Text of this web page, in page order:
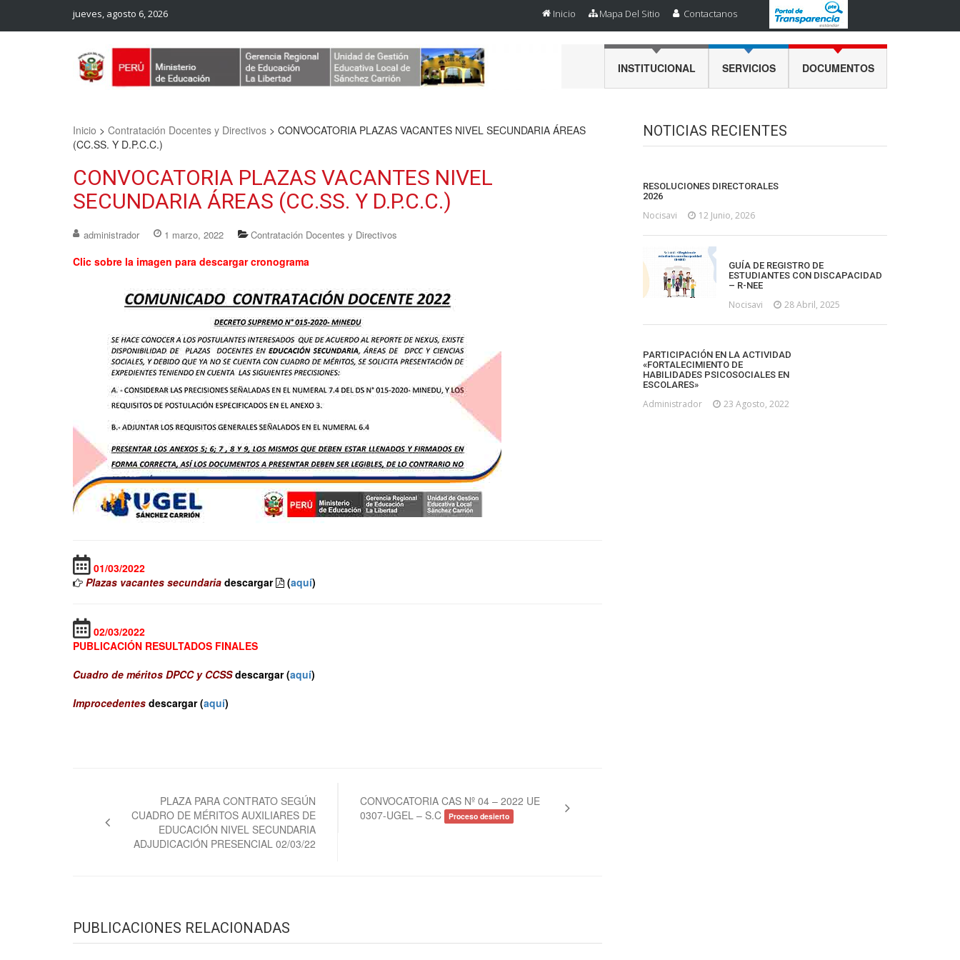
jueves, agosto 6, 2026 Inicio Mapa Del Sitio Contactanos
INSTITUCIONAL SERVICIOS DOCUMENTOS
Inicio > Contratación Docentes y Directivos > CONVOCATORIA PLAZAS VACANTES NIVEL SECUNDARIA ÁREAS
(CC.SS. Y D.P.C.C.)
CONVOCATORIA PLAZAS VACANTES NIVEL
SECUNDARIA ÁREAS (CC.SS. Y D.P.C.C.)
administrador 1 marzo, 2022 Contratación Docentes y Directivos
Clic sobre la imagen para descargar cronograma
01/03/2022
Plazas vacantes secundaria descargar (aquí)
02/03/2022
PUBLICACIÓN RESULTADOS FINALES
Cuadro de méritos DPCC y CCSSdescargar (aquí)
Improcedentes descargar (aquí)
entradas
PLAZA PARA CONTRATO SEGÚN
CUADRO DE MÉRITOS AUXILIARES DE
EDUCACIÓN NIVEL SECUNDARIA
ADJUDICACIÓN PRESENCIAL 02/03/22
CONVOCATORIA CAS Nº 04 – 2022 UE
0307-UGEL – S.C
Proceso desierto
PUBLICACIONES RELACIONADAS
NOTICIAS RECIENTES
RESOLUCIONES DIRECTORALES
2026
Nocisavi 12 Junio, 2026
GUÍA DE REGISTRO DE
ESTUDIANTES CON DISCAPACIDAD
– R-NEE
Nocisavi 28 Abril, 2025
PARTICIPACIÓN EN LA ACTIVIDAD
«FORTALECIMIENTO DE
HABILIDADES PSICOSOCIALES EN
ESCOLARES»
Administrador 23 Agosto, 2022